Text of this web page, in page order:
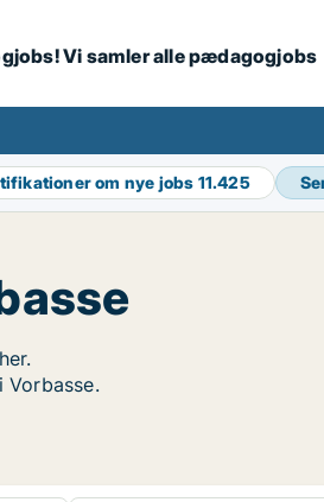
Vi samler alle pædagogjobs
om nye jobs 11.425